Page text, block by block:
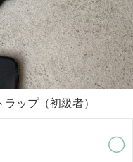
ップ（初級者）